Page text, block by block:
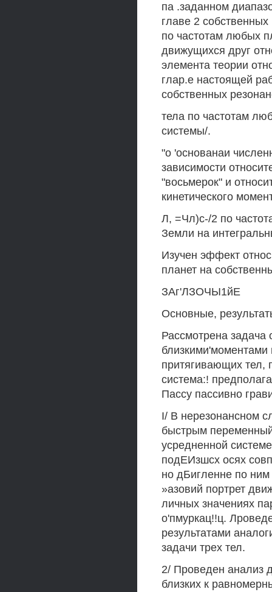
па .заданном
главе 2
по частотам любых
движущихся друг
элемента теории
глар.е настоящей
собственных
тела по частотам
системы/.
"о 'основанаи
зависимости
"восьмерок" и
кинетического
Л, =Чл)с-/2 по
Земли на
Изучен эффект
планет на
ЗАг'ЛЗОЧЫ1йЕ
Основные,
Рассмотрена задача
притягивающих тел,
система:!
Пассу пассивно
I/ В нерезонансном
быстрым
усредненной
подЕИзшсх осях
но дБигленне по ним
»азовий портрет
личных значениях
о'пмуркац!!ц.
результатами
задачи трех тел.
2/ Проведен анализ
близких к